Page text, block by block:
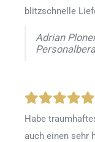
blitzschnelle
Adrian
Habe
auch einen sehr